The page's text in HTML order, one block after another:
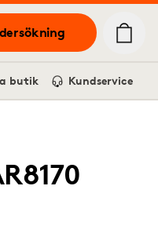
butik Kundservice